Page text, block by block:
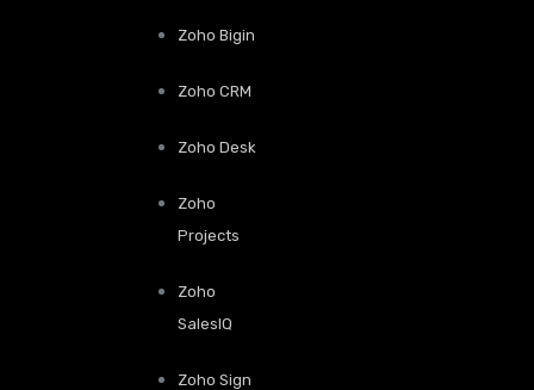
Zoho Bigin
Zoho CRM
Zoho Desk
Zoho
Projects
Zoho
SalesIQ
Zoho Sign